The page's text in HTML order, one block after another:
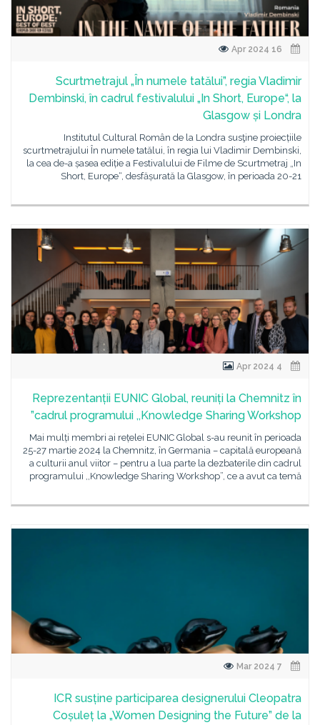
Scurtmetrajul „În numele tatălui”, regia Vladimir
Dembinski, în cadrul festivalului „In Short, Europe“, la
Glasgow și Londra
Institutul Cultural Român de la Londra susţine proiecțiile
scurtmetrajului În numele tatălui, în regia lui Vladimir Dembinski,
la cea de-a șasea ediție a Festivalului de Filme de Scurtmetraj „In
Short, Europe“, desfășurată la Glasgow, în perioada 20-21
Reprezentanții EUNIC Global, reuniți la Chemnitz în
cadrul programului ,,Knowledge Sharing Workshop”
Mai mulți membri ai rețelei EUNIC Global s-au reunit în perioada
25-27 martie 2024 la Chemnitz, în Germania – capitală europeană
a culturii anul viitor – pentru a lua parte la dezbaterile din cadrul
programului ,,Knowledge Sharing Workshop”, ce a avut ca temă
ICR susține participarea designerului Cleopatra
Coșuleț la „Women Designing the Future” de la